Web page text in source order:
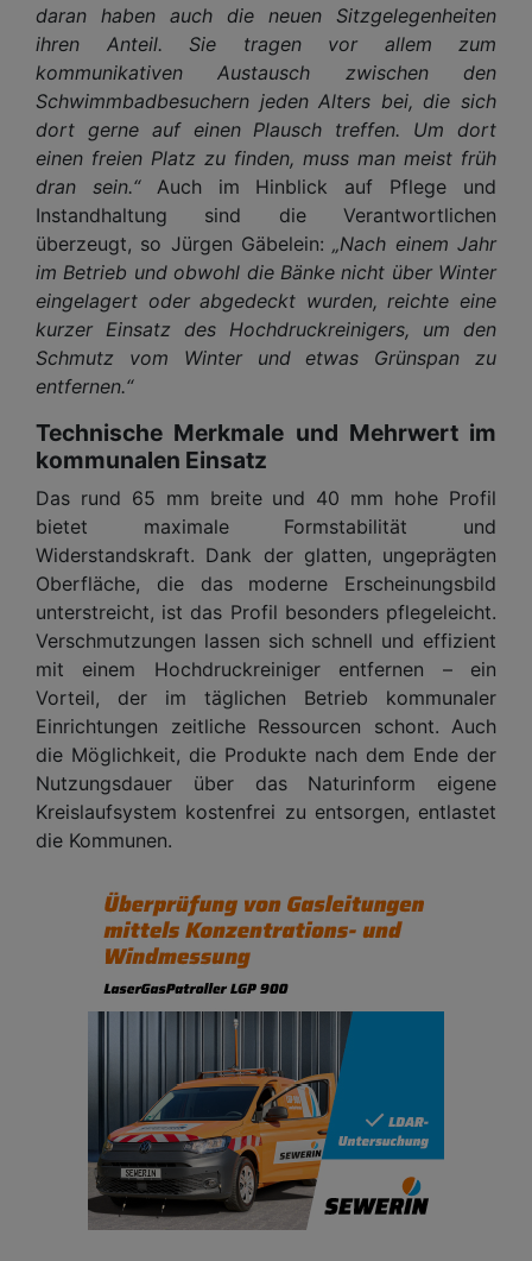
daran haben auch die neuen Sitzgelegenheiten
ihren Anteil. Sie tragen vor allem zum
kommunikativen Austausch zwischen den
Schwimmbadbesuchern jeden Alters bei, die sich
dort gerne auf einen Plausch treffen. Um dort
einen freien Platz zu finden, muss man meist früh
dran sein.“Auch im Hinblick auf Pflege und
Instandhaltung sind die Verantwortlichen
überzeugt, so Jürgen Gäbelein: „Nach einem Jahr
im Betrieb und obwohl die Bänke nicht über Winter
eingelagert oder abgedeckt wurden, reichte eine
kurzer Einsatz des Hochdruckreinigers, um den
Schmutz vom Winter und etwas Grünspan zu
entfernen.“
Technische Merkmale und Mehrwert im
kommunalen Einsatz
Das rund 65 mm breite und 40 mm hohe Profil
bietet maximale Formstabilität und
Widerstandskraft. Dank der glatten, ungeprägten
Oberfläche, die das moderne Erscheinungsbild
unterstreicht, ist das Profil besonders pflegeleicht.
Verschmutzungen lassen sich schnell und effizient
mit einem Hochdruckreiniger entfernen – ein
Vorteil, der im täglichen Betrieb kommunaler
Einrichtungen zeitliche Ressourcen schont. Auch
die Möglichkeit, die Produkte nach dem Ende der
Nutzungsdauer über das Naturinform eigene
Kreislaufsystem kostenfrei zu entsorgen, entlastet
die Kommunen.